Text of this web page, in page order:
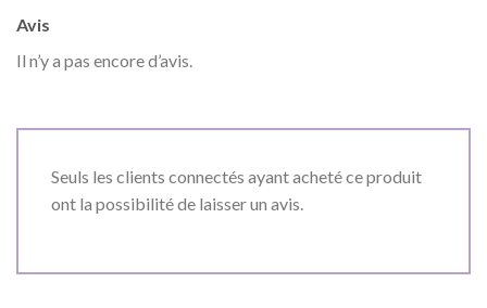
Avis
Il n’y a pas encore d’avis.
Seuls les clients connectés ayant acheté ce produit
ont la possibilité de laisser un avis.